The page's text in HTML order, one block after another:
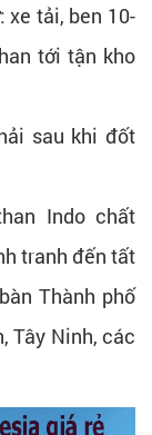
xe tải, ben 10-
tới tận kho
sau khi đốt
Indo chất
tranh đến tất
Thành phố
Tây Ninh, các